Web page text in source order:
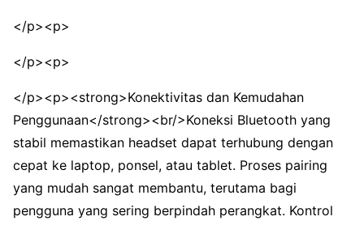
</p><p>
</p><p>
</p><p><strong>Konektivitas dan Kemudahan
Penggunaan</strong><br/>Koneksi Bluetooth yang
stabil memastikan headset dapat terhubung dengan
cepat ke laptop, ponsel, atau tablet. Proses pairing
yang mudah sangat membantu, terutama bagi
pengguna yang sering berpindah perangkat. Kontrol